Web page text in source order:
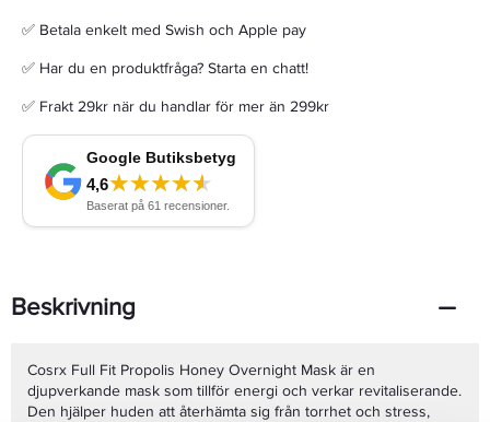
✅ Betala enkelt med Swish och Apple pay
✅ Har du en produktfråga? Starta en chatt!
✅ Frakt 29kr när du handlar för mer än 299kr
Beskrivning
Cosrx Full Fit Propolis Honey Overnight Mask är en
djupverkande mask som tillför energi och verkar revitaliserande.
Den hjälper huden att återhämta sig från torrhet och stress,